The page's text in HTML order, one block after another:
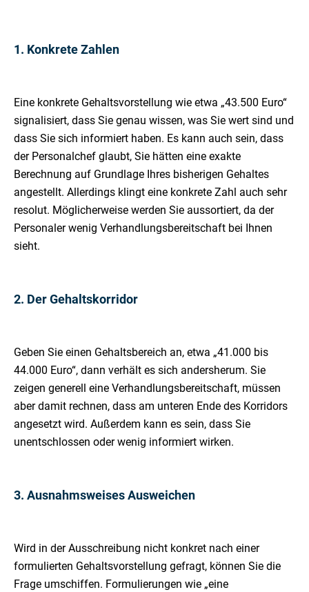
1. Konkrete Zahlen
Eine konkrete Gehaltsvorstellung wie etwa „43.500 Euro“
signalisiert, dass Sie genau wissen, was Sie wert sind und
dass Sie sich informiert haben. Es kann auch sein, dass
der Personalchef glaubt, Sie hätten eine exakte
Berechnung auf Grundlage Ihres bisherigen Gehaltes
angestellt. Allerdings klingt eine konkrete Zahl auch sehr
resolut. Möglicherweise werden Sie aussortiert, da der
Personaler wenig Verhandlungsbereitschaft bei Ihnen
sieht.
2. Der Gehaltskorridor
Geben Sie einen Gehaltsbereich an, etwa „41.000 bis
44.000 Euro“, dann verhält es sich andersherum. Sie
zeigen generell eine Verhandlungsbereitschaft, müssen
aber damit rechnen, dass am unteren Ende des Korridors
angesetzt wird. Außerdem kann es sein, dass Sie
unentschlossen oder wenig informiert wirken.
3. Ausnahmsweises Ausweichen
Wird in der Ausschreibung nicht konkret nach einer
formulierten Gehaltsvorstellung gefragt, können Sie die
Frage umschiffen. Formulierungen wie „eine